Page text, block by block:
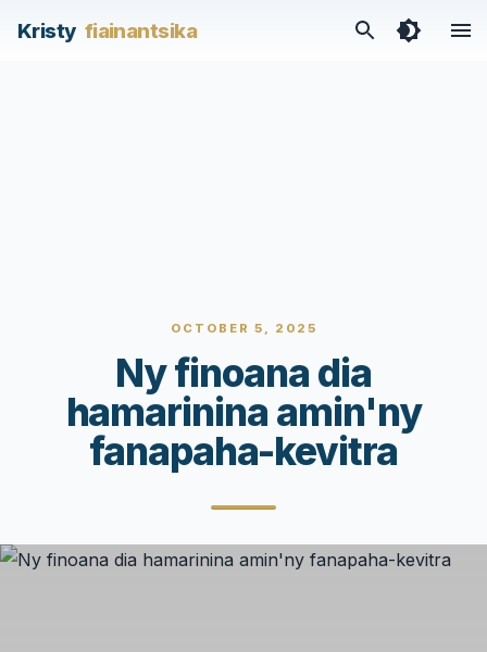
Kristy fiainantsika
OCTOBER 5, 2025
Ny finoana dia
hamarinina amin'ny
fanapaha-kevitra